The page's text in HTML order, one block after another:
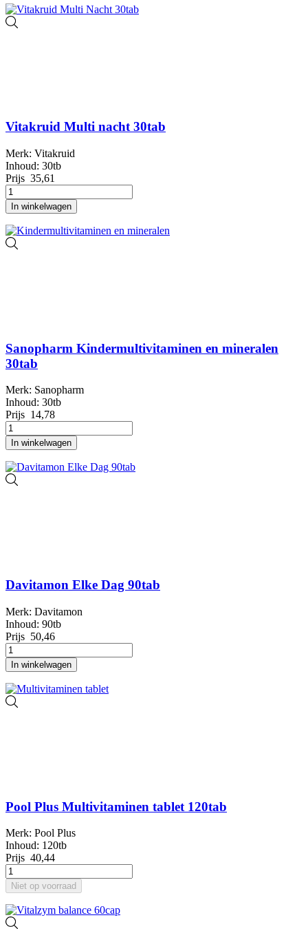
Vitakruid Multi nacht 30tab
Merk: Vitakruid
Inhoud: 30tb
Prijs 35,61
In winkelwagen
Sanopharm Kindermultivitaminen en mineralen
30tab
Merk: Sanopharm
Inhoud: 30tb
Prijs 14,78
In winkelwagen
Davitamon Elke Dag 90tab
Merk: Davitamon
Inhoud: 90tb
Prijs 50,46
In winkelwagen
Pool Plus Multivitaminen tablet 120tab
Merk: Pool Plus
Inhoud: 120tb
Prijs 40,44
Niet op voorraad